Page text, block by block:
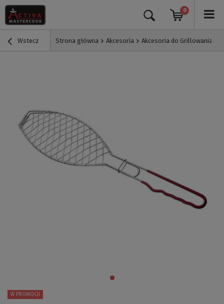
0
Wstecz Strona główna Akcesoria Akcesoria do Grillowania
W PROMOCJI